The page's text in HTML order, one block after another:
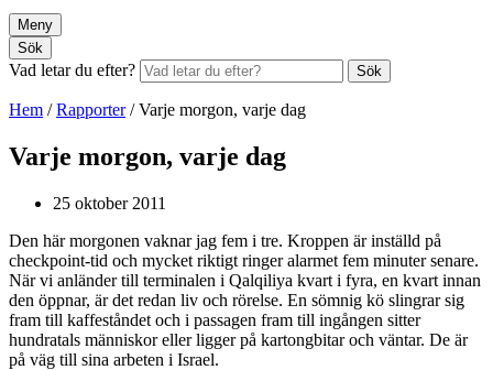
Meny
Sök
Vad letar du efter? Sök
Hem /Rapporter/Varje morgon, varje dag
Varje morgon, varje dag
25 oktober 2011
Den här morgonen vaknar jag fem i tre. Kroppen är inställd på
checkpoint-tid och mycket riktigt ringer alarmet fem minuter senare.
När vi anländer till terminalen i Qalqiliya kvart i fyra, en kvart innan
den öppnar, är det redan liv och rörelse. En sömnig kö slingrar sig
fram till kaffeståndet och i passagen fram till ingången sitter
hundratals människor eller ligger på kartongbitar och väntar. De är
på väg till sina arbeten i Israel.